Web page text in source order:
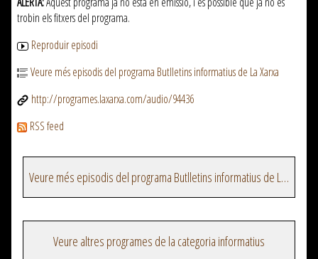
trobin els fitxers del programa.
Reproduir episodi
Veure més episodis del programa Butlletins informatius de La Xarxa
http://programes.laxarxa.com/audio/94436
RSS feed
Veure més episodis del programa Butlletins informatius de La Xarxa
Veure altres programes de la categoria informatius